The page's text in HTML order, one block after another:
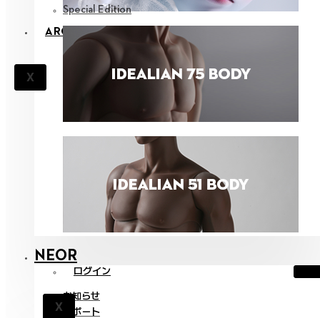
ARCHIVES
X
Special Edition
NEOR
ログイン
X
お知らせ
サポート